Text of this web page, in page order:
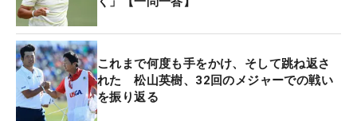
山が13年大会で初出場ながら6位タイ。次いで青木
功が3度7位タイ、中嶋常幸が86年に8位タイに入っ
た大会を紹介している。
今年初のメジャーで優勝を果たした松山。メジャー
制覇というハードルをひとつ越えた日本のエースの
これまで何度も手をかけ、そして跳ね返さ
れた 松山英樹、32回のメジャーでの戦い
を振り返る